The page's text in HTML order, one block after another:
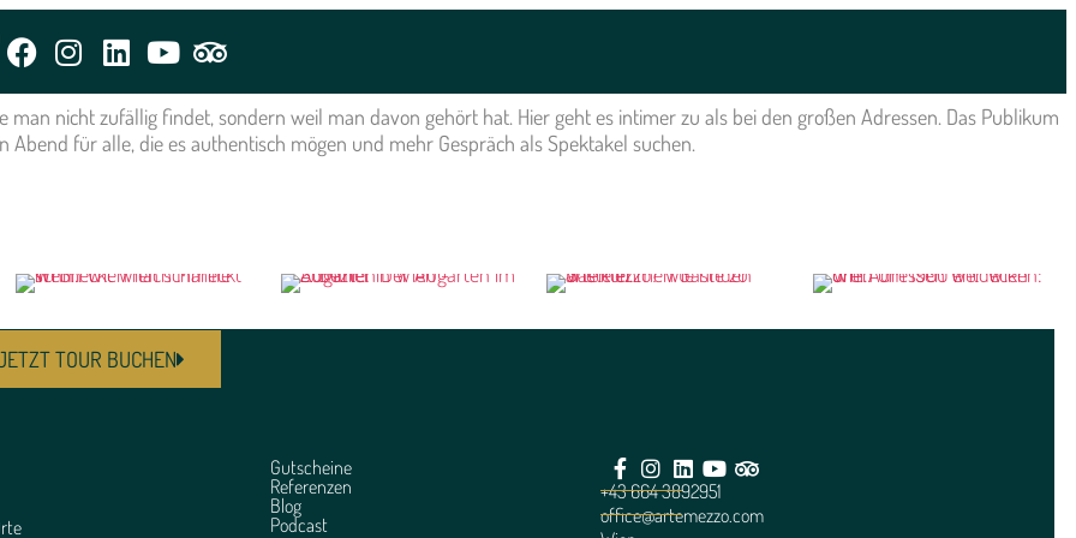
man nicht zufällig findet, sondern weil man davon gehört hat. Hier geht es intimer zu als bei den großen Adressen. Das Publikum
für alle, die es authentisch mögen und mehr Gespräch als Spektakel suchen.
TOUR BUCHEN
Gutscheine
Referenzen
Blog
Podcast
+43 664 3892951
office@artemezzo.com